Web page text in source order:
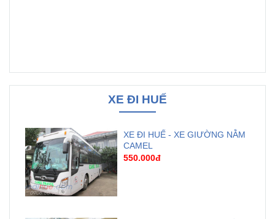
XE ĐI HUẾ
XE ĐI HUẾ - XE GIƯỜNG NẰM
CAMEL
550.000đ